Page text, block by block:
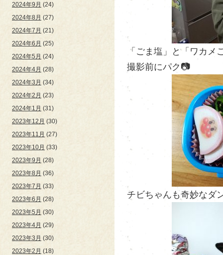
2024年9月 (24)
2024年8月 (27)
2024年7月 (21)
2024年6月 (25)
2024年5月 (24)
2024年4月 (28)
2024年3月 (34)
2024年2月 (23)
2024年1月 (31)
2023年12月 (30)
2023年11月 (27)
2023年10月 (33)
2023年9月 (28)
2023年8月 (36)
2023年7月 (33)
2023年6月 (28)
2023年5月 (30)
2023年4月 (29)
2023年3月 (30)
2023年2月 (18)
「ごま塩」と「ワカメ
撮影前にパク📷
チビちゃんも奇妙なダ